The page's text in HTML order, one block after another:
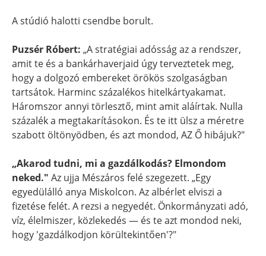
A stúdió halotti csendbe borult.
Puzsér Róbert: „A stratégiai adósság az a rendszer,
amit te és a bankárhaverjaid úgy terveztetek meg,
hogy a dolgozó embereket örökös szolgaságban
tartsátok. Harminc százalékos hitelkártyakamat.
Háromszor annyi törlesztő, mint amit aláírtak. Nulla
százalék a megtakarításokon. És te itt ülsz a méretre
szabott öltönyödben, és azt mondod, AZ Ő hibájuk?"
„Akarod tudni, mi a gazdálkodás? Elmondom
neked." Az ujja Mészáros felé szegezett. „Egy
egyedülálló anya Miskolcon. Az albérlet elviszi a
fizetése felét. A rezsi a negyedét. Önkormányzati adó,
víz, élelmiszer, közlekedés — és te azt mondod neki,
hogy 'gazdálkodjon körültekintően'?"